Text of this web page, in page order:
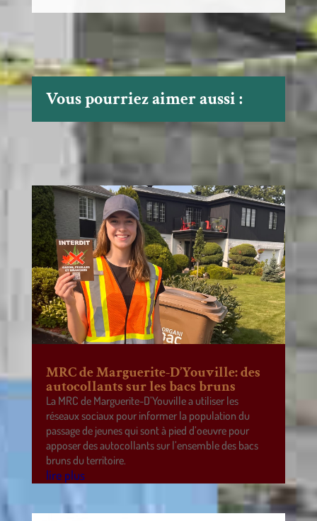
Vous pourriez aimer aussi :
MRC de Marguerite-D’Youville: des
autocollants sur les bacs bruns
La MRC de Marguerite-D’Youville a utiliser les
réseaux sociaux pour informer la population du
passage de jeunes qui sont à pied d’oeuvre pour
apposer des autocollants sur l’ensemble des bacs
bruns du territoire.
lire plus